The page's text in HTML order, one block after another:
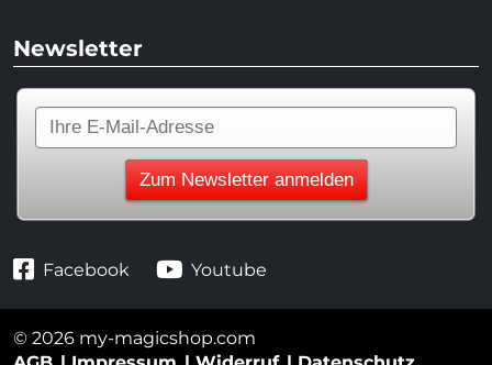
Newsletter
Facebook Youtube
© 2026 my-magicshop.com